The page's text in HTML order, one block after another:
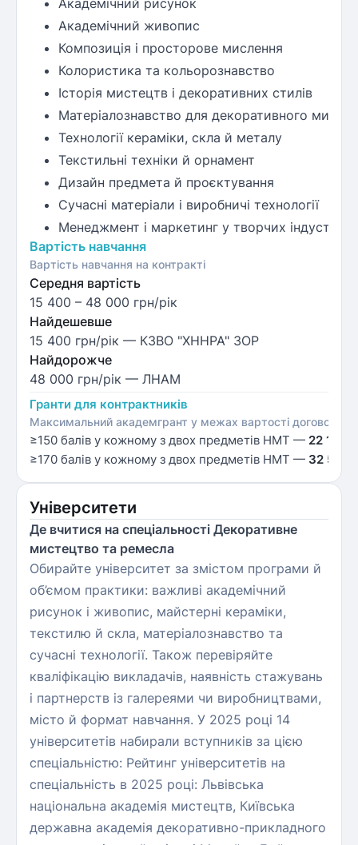
Академічний рисунок
Академічний живопис
Композиція і просторове мислення
Колористика та кольорознавство
Історія мистецтв і декоративних стилів
Матеріалознавство для декоративного
Технології кераміки, скла й металу
Текстильні техніки й орнамент
Дизайн предмета й проєктування
Сучасні матеріали і виробничі технології
Менеджмент і маркетинг у творчих індустріях
Вартість навчання
Вартість навчання на контракті
Середня вартість
15 400 – 48 000 грн/рік
Найдешевше
15 400 грн/рік — КЗВО "ХННРА" ЗОР
Найдорожче
48 000 грн/рік — ЛНАМ
Гранти для контрактників
Максимальний академгрант у межах вартості договору;
≥150 балів у кожному з двох предметів НМТ — 22 100
≥170 балів у кожному з двох предметів НМТ — 32 500
Університети
Де вчитися на спеціальності Декоративне
мистецтво та ремесла
Обирайте університет за змістом програми й
об’ємом практики: важливі академічний
рисунок і живопис, майстерні кераміки,
текстилю й скла, матеріалознавство та
сучасні технології. Також перевіряйте
кваліфікацію викладачів, наявність стажувань
і партнерств із галереями чи виробництвами,
місто й формат навчання. У 2025 році 14
університетів набирали вступників за цією
спеціальністю: Рейтинг університетів на
спеціальність в 2025 році: Львівська
національна академія мистецтв, Київська
державна академія декоративно-прикладного